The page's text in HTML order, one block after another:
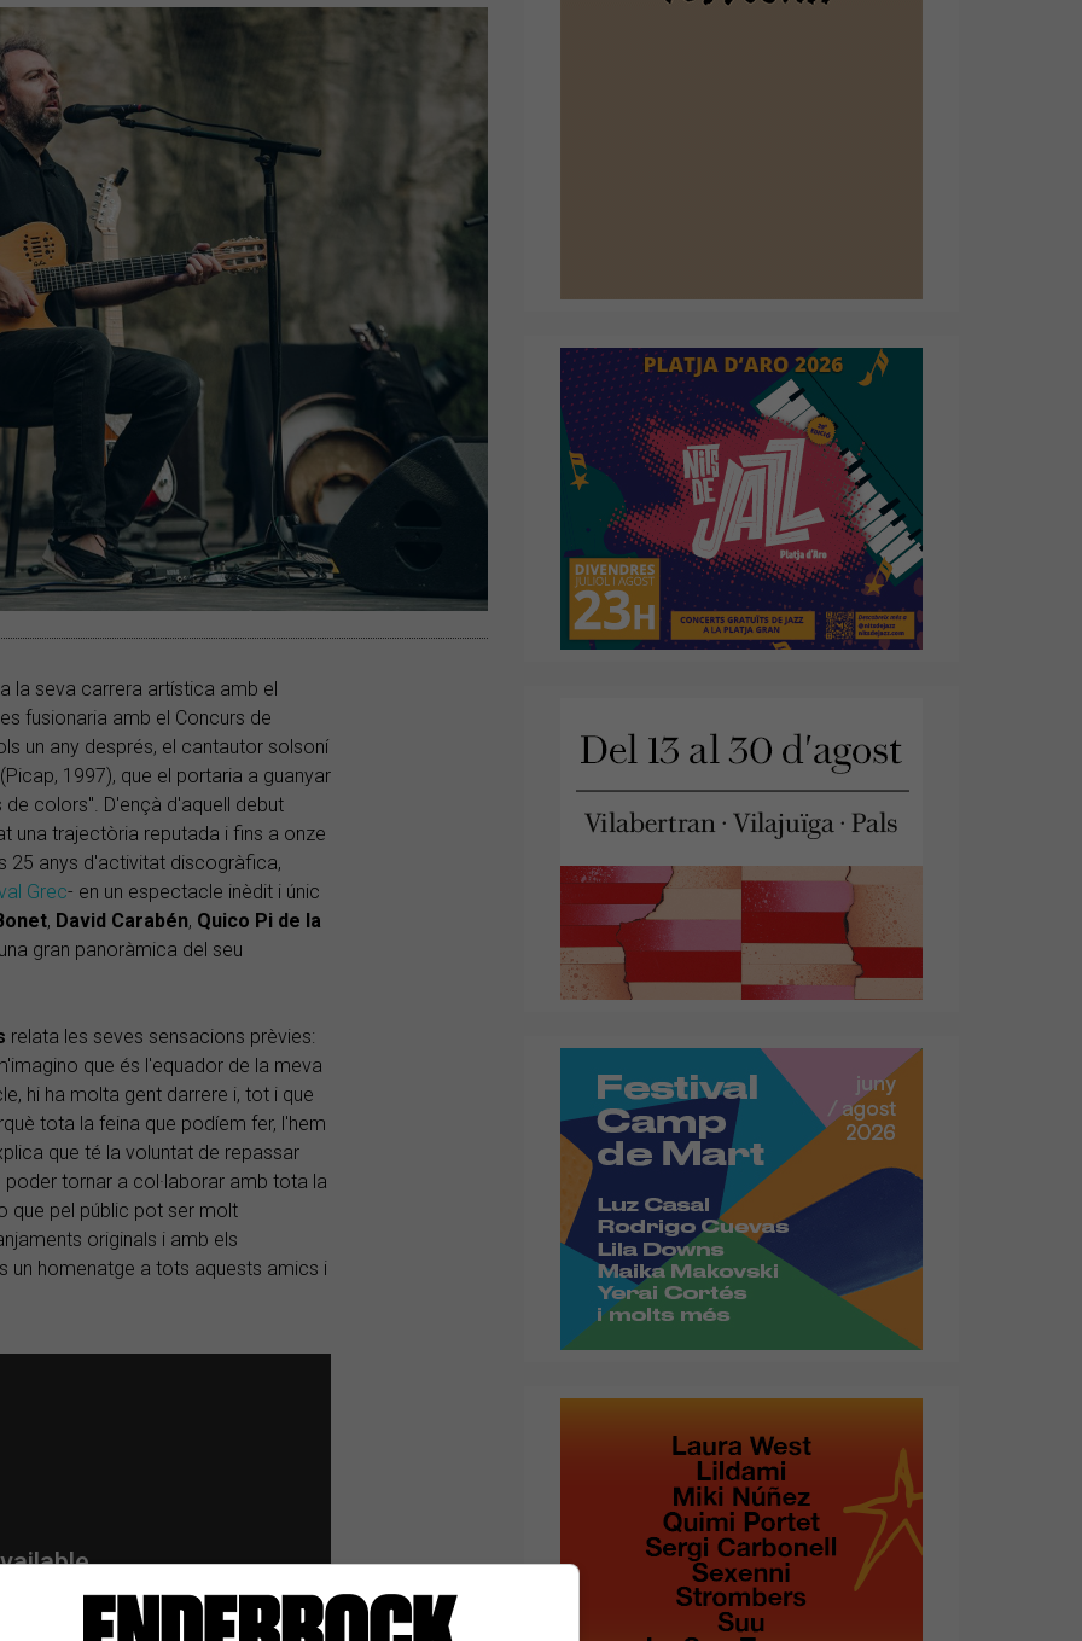
la seva carrera artística amb el
fusionaria amb el Concurs de
un any després, el cantautor solsoní
1997), que el portaria a guanyar
colors". D'ençà d'aquell debut
una trajectòria reputada i fins a onze
25 anys d'activitat discogràfica,
Grec- en un espectacle inèdit i únic
, David Carabén, Quico Pi de la
gran panoràmica del seu
relata les seves sensacions prèvies:
que és l'equador de la meva
hi ha molta gent darrere i, tot i que
tota la feina que podíem fer, l'hem
que té la voluntat de repassar
tornar a col·laborar amb tota la
que pel públic pot ser molt
originals i amb els
un homenatge a tots aquests amics i